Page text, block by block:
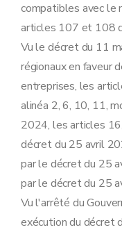
Art. 18
Art. 19
Art. 20
Chapitre 4
Section 1ère
Art. 22
Art. 23
Art. 24
Art. 25
Art. 26
Section 2 FEDER /FTJ -
Art. 27
Art. 28
Art. 29
Art. 30
Section 3
compatibles avec le
articles 107 et 108
Vu le décret du 11
régionaux en faveur
entreprises, les
alinéa 2, 6, 10, 11,
2024, les articles
décret du 25 avril
par le décret du 25
par le décret du 25
Vu l'arrêté du
exécution du décret